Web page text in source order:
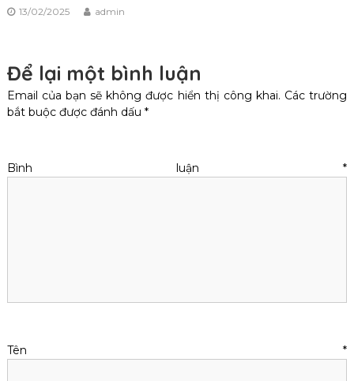
13/02/2025 admin
Để lại một bình luận
Email của bạn sẽ không được hiển thị công khai. Các trường
bắt buộc được đánh dấu *
Bình luận*
Tên*